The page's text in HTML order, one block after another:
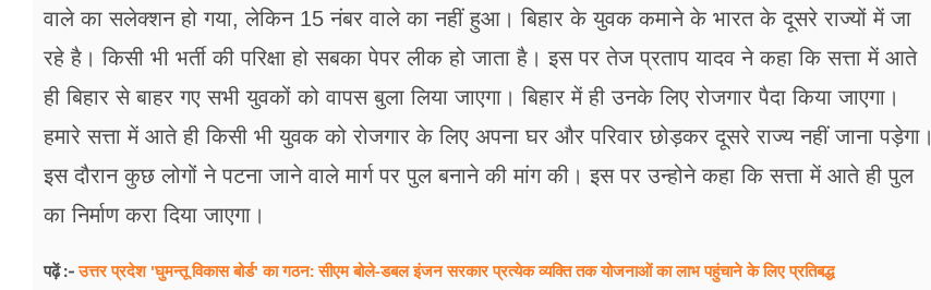
वाले का सलेक्शन हो गया, लेकिन 15 नंबर वाले का नहीं हुआ। बिहार के युवक कमाने के भारत के दूसरे राज्यों में जा
रहे है। किसी भी भर्ती की परिक्षा हो सबका पेपर लीक हो जाता है। इस पर तेज प्रताप यादव ने कहा कि सत्ता में आते
ही बिहार से बाहर गए सभी युवकों को वापस बुला लिया जाएगा। बिहार में ही उनके लिए रोजगार पैदा किया जाएगा।
हमारे सत्ता में आते ही किसी भी युवक को रोजगार के लिए अपना घर और परिवार छोड़कर दूसरे राज्य नहीं जाना पड़ेगा।
इस दौरान कुछ लोगों ने पटना जाने वाले मार्ग पर पुल बनाने की मांग की। इस पर उन्होने कहा कि सत्ता में आते ही पुल
का निर्माण करा दिया जाएगा।
पढ़ें :-उत्तर प्रदेश 'घुमन्तू विकास बोर्ड' का गठन: सीएम बोले-डबल इंजन सरकार प्रत्येक व्यक्ति तक योजनाओं का लाभ पहुंचाने के लिए प्रतिबद्ध